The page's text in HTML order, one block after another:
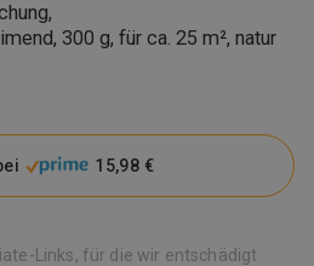
300 g, für ca. 25 m², natur
15,98 €
Links, für die wir entschädigt